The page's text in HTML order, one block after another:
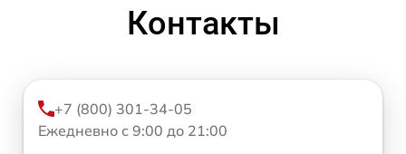
Контакты
+7 (800) 301-34-05
Ежедневно с 9:00 до 21:00